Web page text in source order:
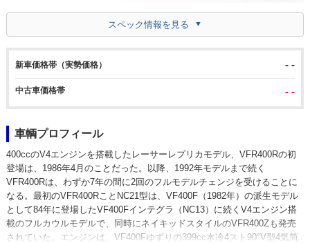
スペック情報を見る
新車価格帯（実勢価格） - -
中古車価格帯 - -
車輌プロフィール
400ccのV4エンジンを搭載したレーサーレプリカモデル、VFR400Rの初
登場は、1986年4月のことだった。以降、1992年モデルまで続く
VFR400Rは、わずか7年の間に2回のフルモデルチェンジを受けることに
なる。最初のVFR400RことNC21型は、VF400F（1982年）の派生モデル
として84年に登場したVF400Fインテグラ（NC13）に続くV4エンジン搭
載のフルカウルモデルで、同時にネイキッドスタイルのVFR400Zも発売
されていた。エンジンは、VF400Fゆずりの399cc水冷4スト90°V型4気筒